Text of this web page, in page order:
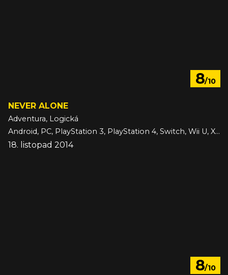
8/10
NEVER ALONE
Adventura, Logická
Android, PC, PlayStation 3, PlayStation 4, Switch, Wii U, Xbox One, iOS
18. listopad 2014
8/10